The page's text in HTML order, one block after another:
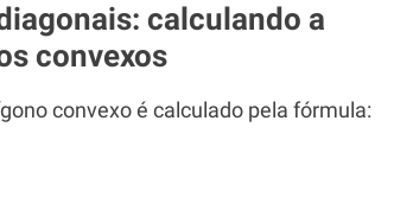
calculando a
convexos
convexo é calculado pela fórmula: